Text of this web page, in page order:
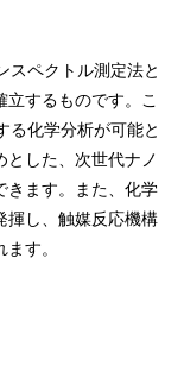
スペクトル測定法と
するものです。こ
る化学分析が可能と
した、次世代ナノ
きます。また、化学
揮し、触媒反応機構
す。